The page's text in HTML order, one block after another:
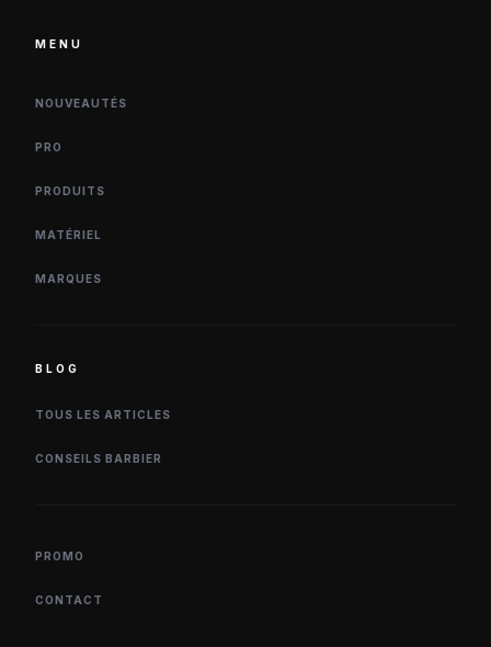
MENU
NOUVEAUTÉS
PRO
PRODUITS
MATÉRIEL
MARQUES
BLOG
TOUS LES ARTICLES
CONSEILS BARBIER
PROMO
CONTACT